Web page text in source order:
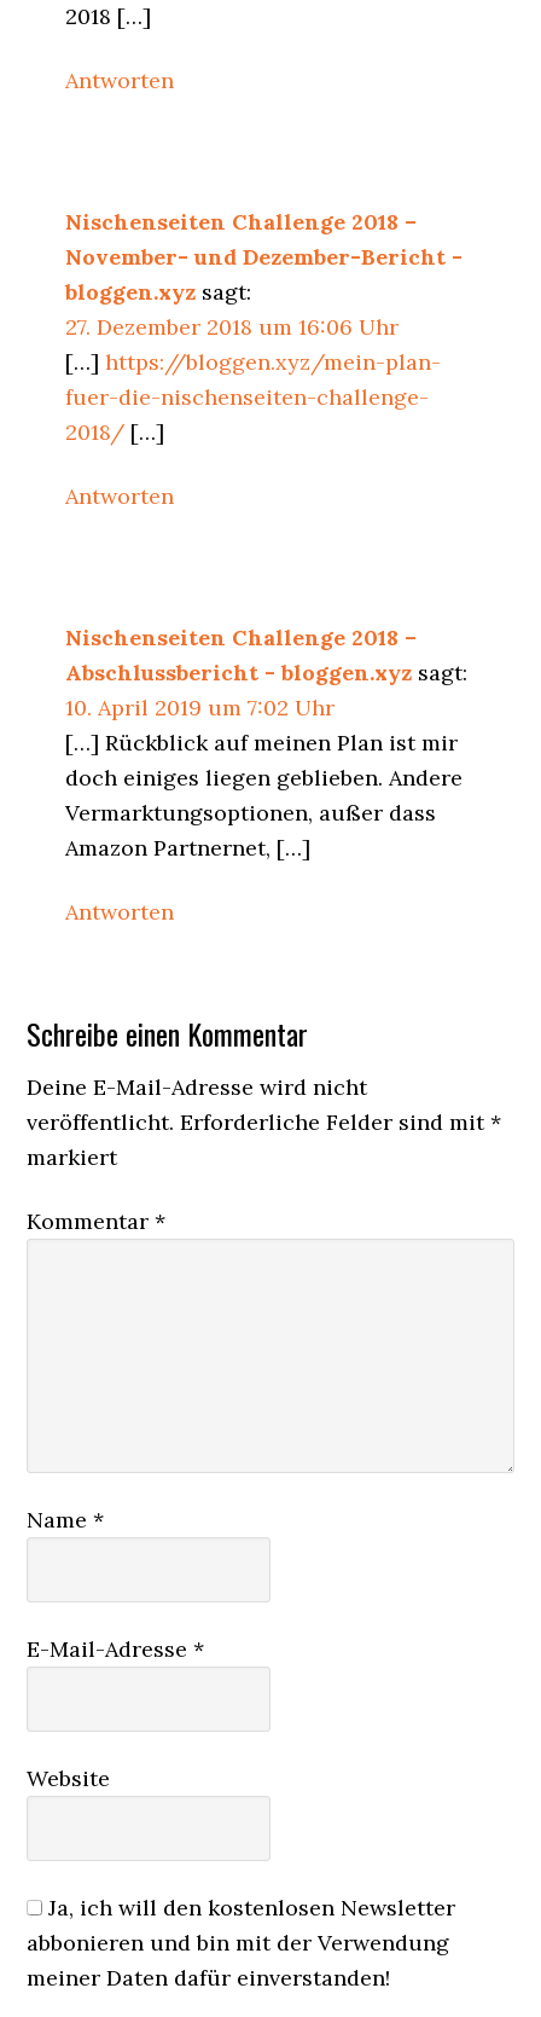
2018 […]
Antworten
Nischenseiten Challenge 2018 –
November- und Dezember-Bericht -
bloggen.xyz sagt:
27. Dezember 2018 um 16:06 Uhr
[…]https://bloggen.xyz/mein-plan-
fuer-die-nischenseiten-challenge-
2018/ […]
Antworten
Nischenseiten Challenge 2018 –
Abschlussbericht - bloggen.xyz sagt:
10. April 2019 um 7:02 Uhr
[…] Rückblick auf meinen Plan ist mir
doch einiges liegen geblieben. Andere
Vermarktungsoptionen, außer dass
Amazon Partnernet, […]
Antworten
Schreibe einen Kommentar
Deine E-Mail-Adresse wird nicht
veröffentlicht. Erforderliche Felder sind mit*
markiert
Kommentar*
Name*
E-Mail-Adresse*
Website
Ja, ich will den kostenlosen Newsletter
abbonieren und bin mit der Verwendung
meiner Daten dafür einverstanden!